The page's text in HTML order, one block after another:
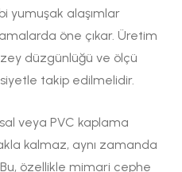
yumuşak alaşımlar
öne çıkar. Üretim
düzgünlüğü ve ölçü
takip edilmelidir.
veya PVC kaplama
kalmaz, aynı zamanda
özellikle mimari cephe